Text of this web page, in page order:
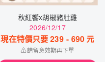
秋紅饗x胡椒豬肚雞
2026/12/17
現在特價只要239 - 690 元
⚠請留意效期再下單